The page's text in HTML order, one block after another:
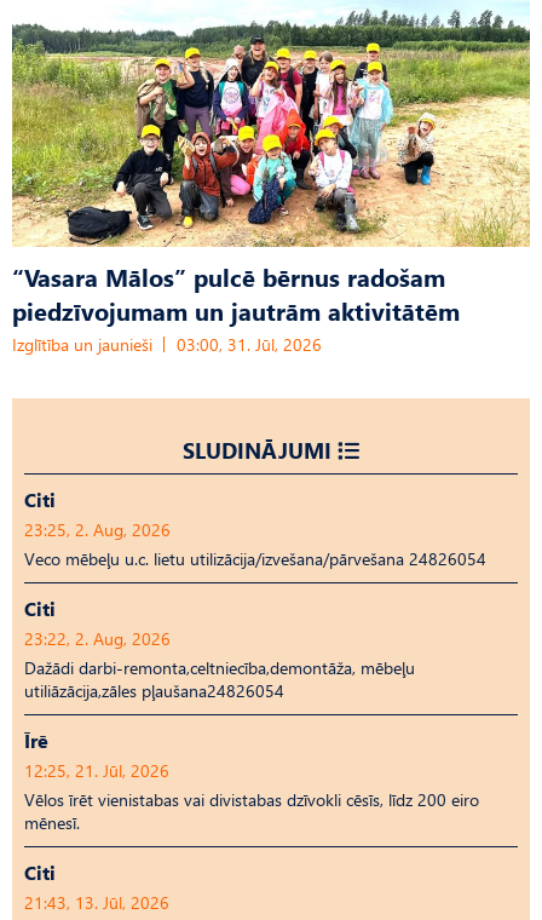
“Vasara Mālos” pulcē bērnus radošam
piedzīvojumam un jautrām aktivitātēm
Izglītība un jaunieši 03:00, 31. Jūl, 2026
SLUDINĀJUMI
Citi
23:25, 2. Aug, 2026
Veco mēbeļu u.c. lietu utilizācija/izvešana/pārvešana 24826054
Citi
23:22, 2. Aug, 2026
Dažādi darbi-remonta,celtniecība,demontāža, mēbeļu
utiliāzācija,zāles pļaušana24826054
Īrē
12:25, 21. Jūl, 2026
Vēlos īrēt vienistabas vai divistabas dzīvokli cēsīs, līdz 200 eiro
mēnesī.
Citi
21:43, 13. Jūl, 2026